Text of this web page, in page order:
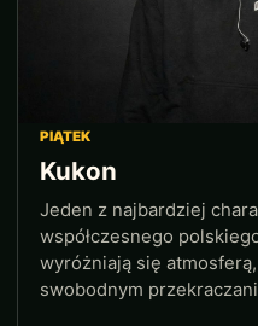
PIĄTEK
Kukon
Jeden z najbardziej
współczesnego
wyróżniają się
swobodnym